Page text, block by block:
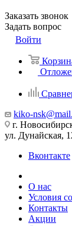
Заказать звонок
Задать вопрос
Войти
kiko-
г.
ул. Дунайская,
Вконтакте
О нас
Условия
Контакты
Акции